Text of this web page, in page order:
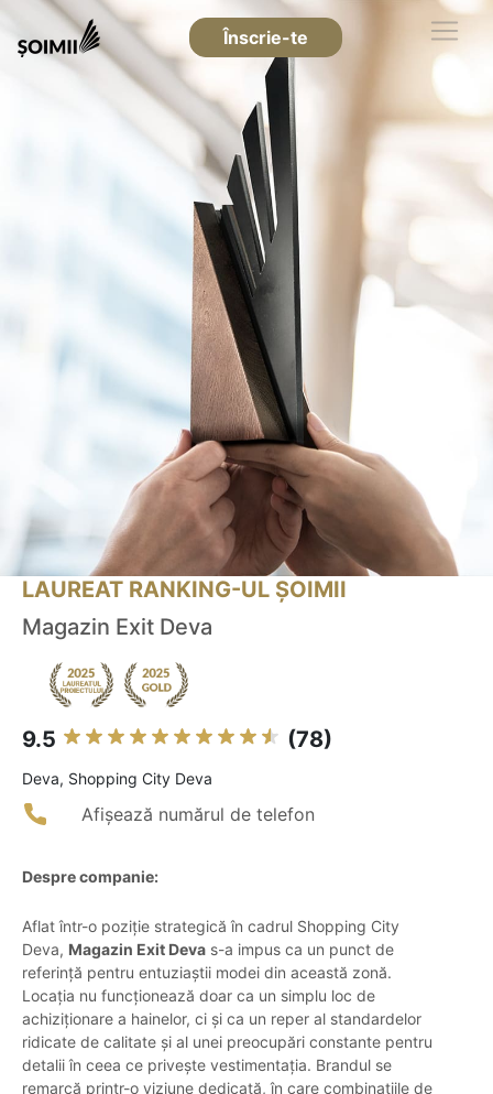
Înscrie-te
LAUREAT RANKING-UL ȘOIMII
Magazin Exit Deva
9.5 (78)
Deva, Shopping City Deva
Afișează numărul de telefon
Despre companie:
Aflat într-o poziție strategică în cadrul Shopping City
Deva, Magazin Exit Deva s-a impus ca un punct de
referință pentru entuziaștii modei din această zonă.
Locația nu funcționează doar ca un simplu loc de
achiziționare a hainelor, ci și ca un reper al standardelor
ridicate de calitate și al unei preocupări constante pentru
detalii în ceea ce privește vestimentația. Brandul se
remarcă printr-o viziune dedicată, în care combinațiile de